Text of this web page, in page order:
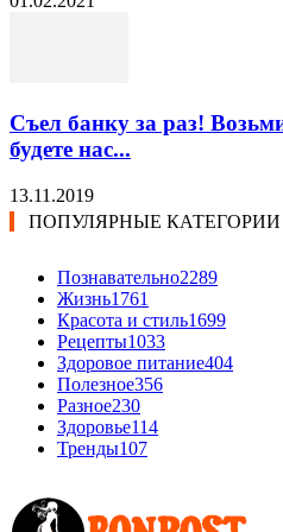
Съел банку за раз!
будете нас...
13.11.2019
ПОПУЛЯРНЫЕ КАТЕГОРИИ
Познавательно2289
Жизнь1761
Красота и стиль1699
Рецепты1033
Здоровое питание404
Полезное356
Разное230
Здоровье114
Тренды107